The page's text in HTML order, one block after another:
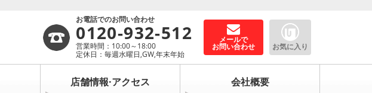
お電話でのお問い合わせ
0120-932-512
営業時間：10:00～18:00
定休日：毎週水曜日,GW,年末年始
メールで
お問い合わせ お気に入り
店舗情報·アクセス 会社概要